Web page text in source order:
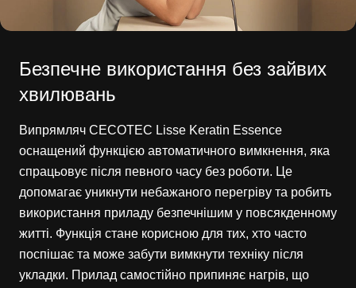
Безпечне використання без зайвих
хвилювань
Випрямляч CECOTEC Lisse Keratin Essence
оснащений функцією автоматичного вимкнення, яка
спрацьовує після певного часу без роботи. Це
допомагає уникнути небажаного перегріву та робить
використання приладу безпечнішим у повсякденному
житті. Функція стане корисною для тих, хто часто
поспішає та може забути вимкнути техніку після
укладки. Прилад самостійно припиняє нагрів, що